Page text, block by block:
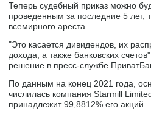
Теперь судебный приказ можно
проведенным за последние 5 лет,
всемирного ареста.
"Это касается дивидендов, их
дохода, а также банковских
решение в пресс-службе
По данным на конец 2021 года,
числилась компания Starmill
принадлежит 99,8812% его акций.